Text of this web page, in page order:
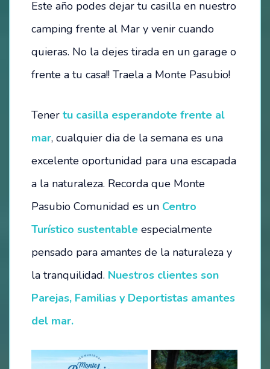
HOSTEL – LA CASITA DEL MAR
CAMPING
TÉRMINOS Y CONDICIONES
EVENTOS
FESTIVAL SEMANA DEL MAR – 2024
OPORTUNIDADES
VACANTES DISPONIBLES
Este año podes dejar tu casilla en nuestro
camping frente al Mar y venir cuando
quieras. No la dejes tirada en un garage o
frente a tu casa!! Traela a Monte Pasubio!
Tener tu casilla esperandote frente al
mar, cualquier dia de la semana es una
excelente oportunidad para una escapada
a la naturaleza. Recorda que Monte
Pasubio Comunidad es un Centro
Turístico sustentable especialmente
pensado para amantes de la naturaleza y
la tranquilidad. Nuestros clientes son
Parejas, Familias y Deportistas amantes
del mar.